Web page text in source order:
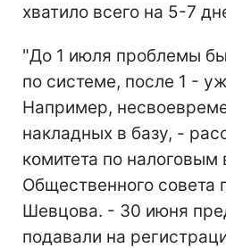
хватило всего на 5-7
"До 1 июля проблемы
по системе, после 1 -
Например,
накладных в базу, -
комитета по налоговым
Общественного совета
Шевцова. - 30 июня
подавали на